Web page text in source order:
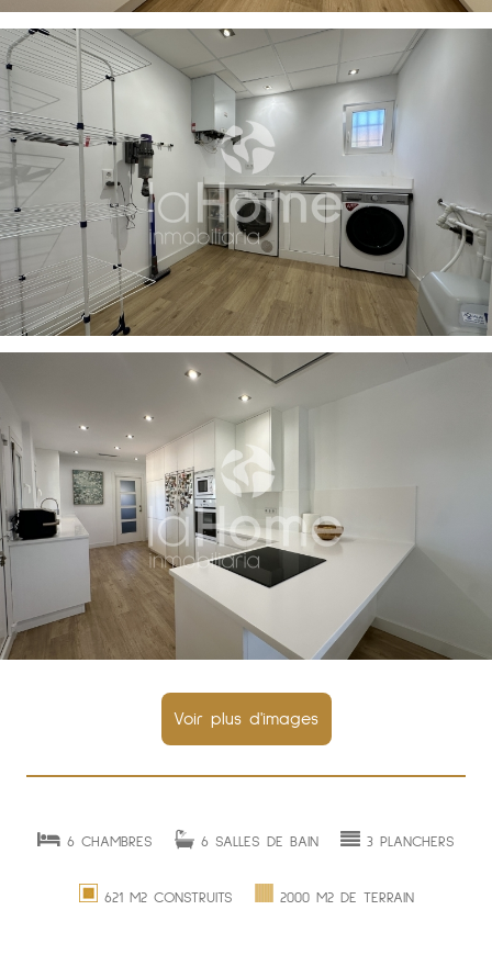
6 CHAMBRES 6 SALLES DE BAIN 3 PLANCHERS
621 M2 CONSTRUITS 2000 M2 DE TERRAIN